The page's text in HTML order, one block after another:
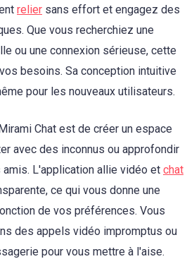
relier sans effort et engagez des
Que vous recherchiez une
ou une connexion sérieuse, cette
besoins. Sa conception intuitive
pour les nouveaux utilisateurs.
Chat est de créer un espace
avec des inconnus ou approfondir
L'application allie vidéo et chat
ce qui vous donne une
de vos préférences. Vous
des appels vidéo impromptus ou
pour vous mettre à l'aise.